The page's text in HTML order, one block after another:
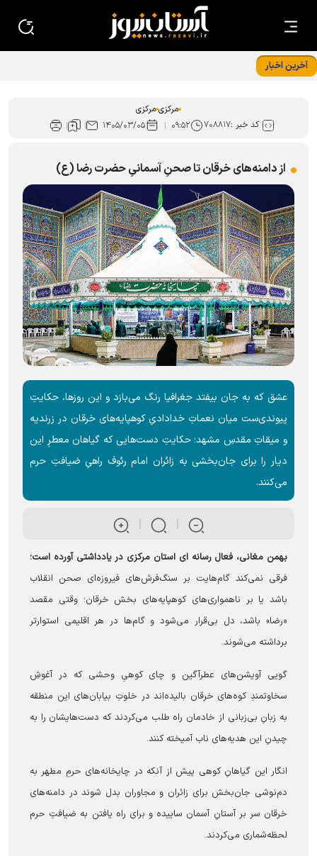
آخرین اخبار
مرکزی مرکزی
کد خبر :۷۰۸۸۱۷ ۰۹:۵۲ ۱۴۰۵/۰۳/۰۵
از دامنه‌های خرقان تا صحنِ آسمانیِ حضرت رضا (ع)
عشق که به جان بیفتد جغرافیا رنگ می‌بازد و این روزها، حکایتِ
پیوندی‌ست میان نعماتِ خدادادیِ کوهپایه‌های خرقان در زرندیه
و میقاتِ مقدسِ مشهد؛ حکایتِ دست‌هایی که گیاهان معطرِ این
دیار را برای جان‌بخشی به زائران امام رئوف راهیِ ضیافتِ حرم
می‌کنند.
بهمن مغانی، فعال رسانه ای استان مرکزی در یادداشتی آورده است؛
فرقی نمی‌کند گام‌هایت بر سنگ‌فرش‌های فیروزه‌ای صحن انقلاب
باشد یا بر ناهمواری‌های کوهپایه‌های بخش خرقان؛ وقتی مقصد
«رضا» باشد، دل بی‌قرار می‌شود و گام‌ها در هر اقلیمی استوارتر
برداشته می‌شوند.
گویی آویشن‌های عطرآگین و چای کوهیِ وحشی که در آغوشِ
سخاوتمندِ کوه‌های خرقان بالیده‌اند در خلوتِ بیابان‌های این منطقه
به زبانِ بی‌زبانی از خادمان راه طلب می‌کردند که دست‌هایشان را به
چیدنِ این هدیه‌های ناب آمیخته کنند.
انگار این گیاهانِ کوهی پیش از آنکه در چایخانه‌های حرمِ مطهر به
دم‌نوشی جان‌بخش برای زائران و مجاوران بدل شوند در دامنه‌های
خرقان سر بر آستانِ آسمان ساییده و برای راه یافتن به ضیافتِ حرم
لحظه‌شماری می‌کردند.